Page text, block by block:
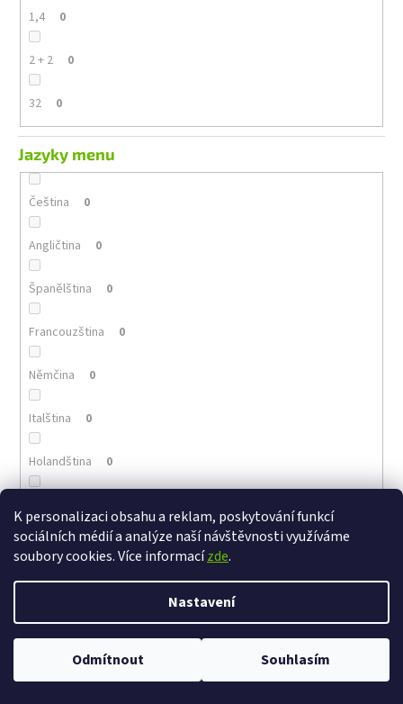
K personalizaci obsahu a reklam, poskytování funkcí
sociálních médií a analýze naší návštěvnosti využíváme
soubory cookies. Více informacízde.
Nastavení
Odmítnout Souhlasím
1,4 0
2 + 2 0
32 0
Jazyky menu
Čeština 0
Angličtina 0
Španělština 0
Francouzština 0
Němčina 0
Italština 0
Holandština 0
Arménština
Polština 0
Maďarština 0